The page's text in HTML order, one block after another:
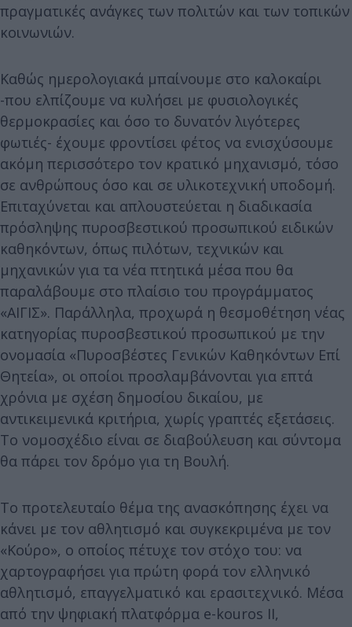
πραγματικές ανάγκες των πολιτών και των τοπικών
κοινωνιών.
Καθώς ημερολογιακά μπαίνουμε στο καλοκαίρι
-που ελπίζουμε να κυλήσει με φυσιολογικές
θερμοκρασίες και όσο το δυνατόν λιγότερες
φωτιές- έχουμε φροντίσει φέτος να ενισχύσουμε
ακόμη περισσότερο τον κρατικό μηχανισμό, τόσο
σε ανθρώπους όσο και σε υλικοτεχνική υποδομή.
Επιταχύνεται και απλουστεύεται η διαδικασία
πρόσληψης πυροσβεστικού προσωπικού ειδικών
καθηκόντων, όπως πιλότων, τεχνικών και
μηχανικών για τα νέα πτητικά μέσα που θα
παραλάβουμε στο πλαίσιο του προγράμματος
«ΑΙΓΙΣ». Παράλληλα, προχωρά η θεσμοθέτηση νέας
κατηγορίας πυροσβεστικού προσωπικού με την
ονομασία «Πυροσβέστες Γενικών Καθηκόντων Επί
Θητεία», οι οποίοι προσλαμβάνονται για επτά
χρόνια με σχέση δημοσίου δικαίου, με
αντικειμενικά κριτήρια, χωρίς γραπτές εξετάσεις.
Το νομοσχέδιο είναι σε διαβούλευση και σύντομα
θα πάρει τον δρόμο για τη Βουλή.
Το προτελευταίο θέμα της ανασκόπησης έχει να
κάνει με τον αθλητισμό και συγκεκριμένα με τον
«Κούρο», ο οποίος πέτυχε τον στόχο του: να
χαρτογραφήσει για πρώτη φορά τον ελληνικό
αθλητισμό, επαγγελματικό και ερασιτεχνικό. Μέσα
από την ψηφιακή πλατφόρμα e-kouros II,